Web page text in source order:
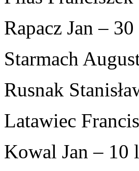
Rapacz Jan –
Starmach
Rusnak
Latawiec
Kowal Jan – 10